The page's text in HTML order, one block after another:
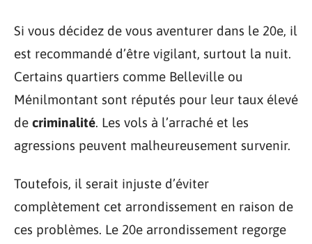
Si vous décidez de vous aventurer dans le 20e, il
est recommandé d’être vigilant, surtout la nuit.
Certains quartiers comme Belleville ou
Ménilmontant sont réputés pour leur taux élevé
de criminalité. Les vols à l’arraché et les
agressions peuvent malheureusement survenir.
Toutefois, il serait injuste d’éviter
complètement cet arrondissement en raison de
ces problèmes. Le 20e arrondissement regorge